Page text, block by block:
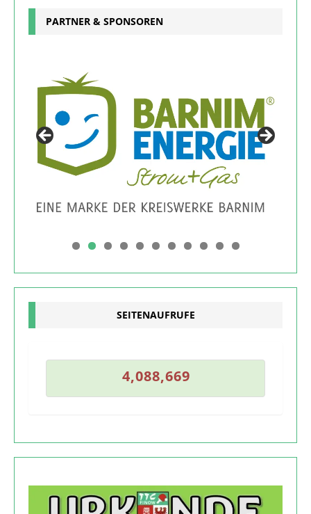
PARTNER & SPONSOREN
0 1
SEITENAUFRUFE
4
4
,
,
0
0
8
8
8
8
,
,
6
6
6
69
8